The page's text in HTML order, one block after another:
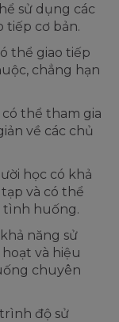
sử dụng các
tiếp cơ bản.
thể giao tiếp
chẳng hạn
thể tham gia
về các chủ
học có khả
và có thể
tình huống.
năng sử
và hiệu
chuyên
độ sử